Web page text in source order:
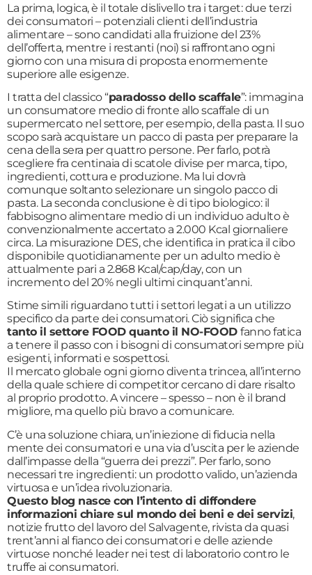
La prima, logica, è il totale dislivello tra i target: due terzi
dei consumatori – potenziali clienti dell’industria
alimentare – sono candidati alla fruizione del 23%
dell’offerta, mentre i restanti (noi) si raffrontano ogni
giorno con una misura di proposta enormemente
superiore alle esigenze.
I tratta del classico “paradosso dello scaffale”: immagina
un consumatore medio di fronte allo scaffale di un
supermercato nel settore, per esempio, della pasta. Il suo
scopo sarà acquistare un pacco di pasta per preparare la
cena della sera per quattro persone. Per farlo, potrà
scegliere fra centinaia di scatole divise per marca, tipo,
ingredienti, cottura e produzione. Ma lui dovrà
comunque soltanto selezionare un singolo pacco di
pasta. La seconda conclusione è di tipo biologico: il
fabbisogno alimentare medio di un individuo adulto è
convenzionalmente accertato a 2.000 Kcal giornaliere
circa. La misurazione DES, che identifica in pratica il cibo
disponibile quotidianamente per un adulto medio è
attualmente pari a 2.868 Kcal/cap/day, con un
incremento del 20% negli ultimi cinquant’anni.
Stime simili riguardano tutti i settori legati a un utilizzo
specifico da parte dei consumatori. Ciò significa che
tanto il settore FOOD quanto il NO-FOOD fanno fatica
a tenere il passo con i bisogni di consumatori sempre più
esigenti, informati e sospettosi.
Il mercato globale ogni giorno diventa trincea, all’interno
della quale schiere di competitor cercano di dare risalto
al proprio prodotto. A vincere – spesso – non è il brand
migliore, ma quello più bravo a comunicare.
C’è una soluzione chiara, un’iniezione di fiducia nella
mente dei consumatori e una via d’uscita per le aziende
dall’impasse della “guerra dei prezzi”. Per farlo, sono
necessari tre ingredienti: un prodotto valido, un’azienda
virtuosa e un’idea rivoluzionaria.
Questo blog nasce con l’intento di diffondere
informazioni chiare sul mondo dei beni e dei servizi,
notizie frutto del lavoro del Salvagente, rivista da quasi
trent’anni al fianco dei consumatori e delle aziende
virtuose nonché leader nei test di laboratorio contro le
truffe ai consumatori.